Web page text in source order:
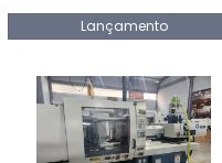
Lançamento